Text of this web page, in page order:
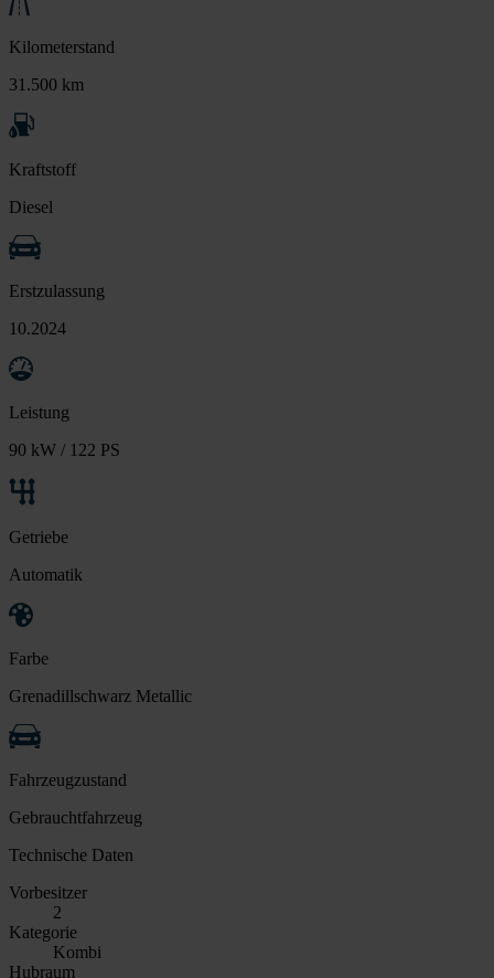
Kilometerstand
31.500 km
Kraftstoff
Diesel
Erstzulassung
10.2024
Leistung
90 kW / 122 PS
Getriebe
Automatik
Farbe
Grenadillschwarz Metallic
Fahrzeugzustand
Gebrauchtfahrzeug
Technische Daten
Vorbesitzer
2
Kategorie
Kombi
Hubraum